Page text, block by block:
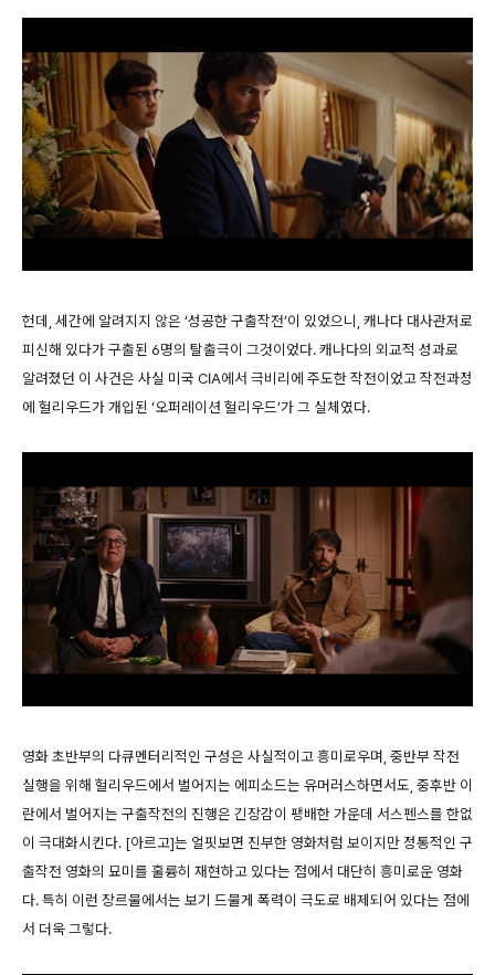
헌데, 세간에 알려지지 않은 ‘성공한 구출작전’이 있었으니, 캐나다 대사관저로
피신해 있다가 구출된 6명의 탈출극이 그것이었다. 캐나다의 외교적 성과로
알려졌던 이 사건은 사실 미국 CIA에서 극비리에 주도한 작전이었고 작전과정
에 헐리우드가 개입된 ‘오퍼레이션 헐리우드’가 그 실체였다.
영화 초반부의 다큐멘터리적인 구성은 사실적이고 흥미로우며, 중반부 작전
실행을 위해 헐리우드에서 벌어지는 에피소드는 유머러스하면서도, 중후반 이
란에서 벌어지는 구출작전의 진행은 긴장감이 팽배한 가운데 서스펜스를 한없
이 극대화시킨다. [아르고]는 얼핏보면 진부한 영화처럼 보이지만 정통적인 구
출작전 영화의 묘미를 훌륭히 재현하고 있다는 점에서 대단히 흥미로운 영화
다. 특히 이런 장르물에서는 보기 드물게 폭력이 극도로 배제되어 있다는 점에
서 더욱 그렇다.